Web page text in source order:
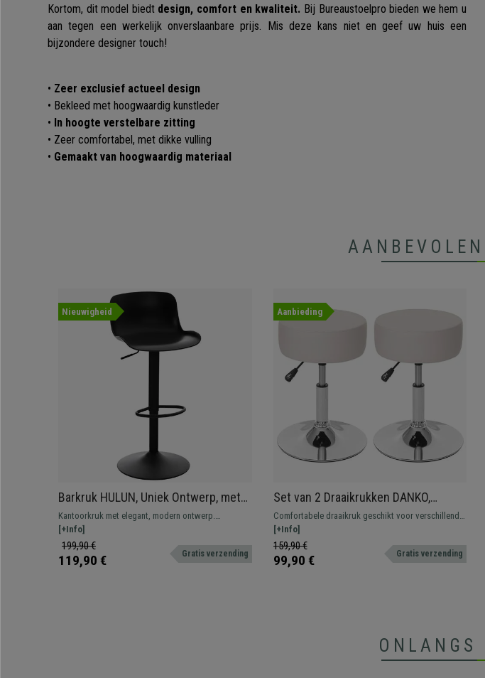
Kortom, dit model biedt design, comfort en kwaliteit. Bij Bureaustoelpro bieden we hem u
aan tegen een werkelijk onverslaanbare prijs. Mis deze kans niet en geef uw huis een
bijzondere designer touch!
• Zeer exclusief actueel design
• Bekleed met hoogwaardig kunstleder
• In hoogte verstelbare zitting
• Zeer comfortabel, met dikke vulling
• Gemaakt van hoogwaardig materiaal
AANBEVOLEN
Nieuwigheid
Barkruk HULUN, Uniek Ontwerp, met
Voetsteun, Leder, Kleur Zwart
Kantoorkruk met elegant, modern ontwerp.
Comfortabel en bestendig dankzij het metalen frame.
[+Info]
199,90 €
119,90 € Gratis verzending
Aanbieding
Set van 2 Draaikrukken DANKO,
Draaibaar met Ronde Chrome Voet,
Creme Leder
Comfortabele draaikruk geschikt voor verschillende
werkomgevingen. In hoogte verstelbaar, 360°
draaibare zitting en bekleed met synthetisch leder
[+Info]
159,90 €
99,90 € Gratis verzending
ONLANGS